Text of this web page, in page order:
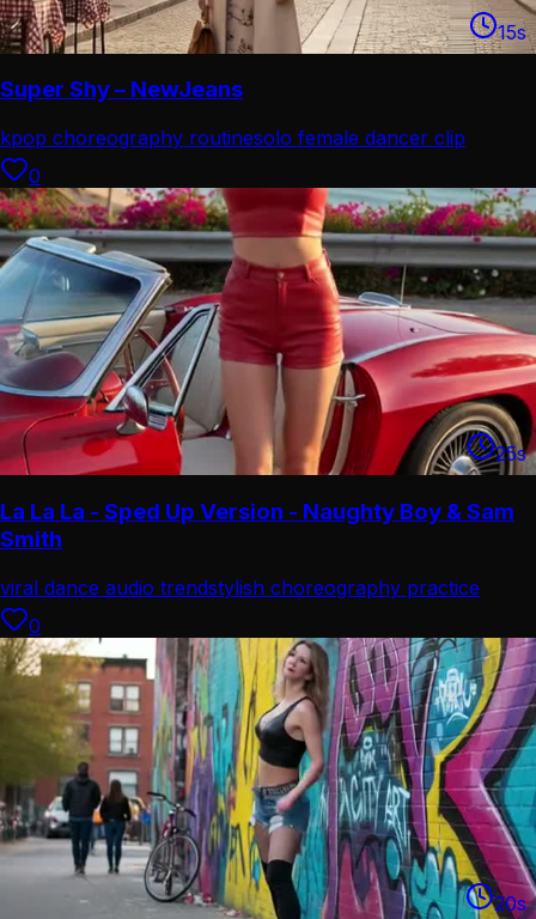
15s
Super Shy – NewJeans
kpop choreography routinesolo female dancer clip
0
25s
La La La - Sped Up Version - Naughty Boy & Sam
Smith
viral dance audio trendstylish choreography practice
0
20s